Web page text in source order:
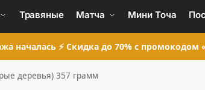
Травяные Матча Мини Точа
началась ⚡ Скидка до 70% с промокодом
деревья) 357 грамм